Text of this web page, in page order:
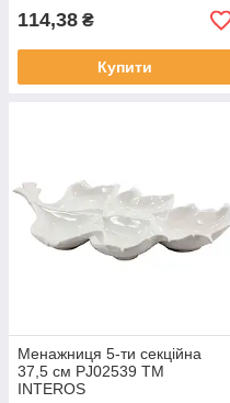
114,38 ₴
Купити
Менажниця 5-ти секційна
37,5 см PJ02539 ТМ
INTEROS